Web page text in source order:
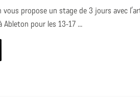
vous propose un stage de 3 jours avec
Ableton pour les 13-17 ...